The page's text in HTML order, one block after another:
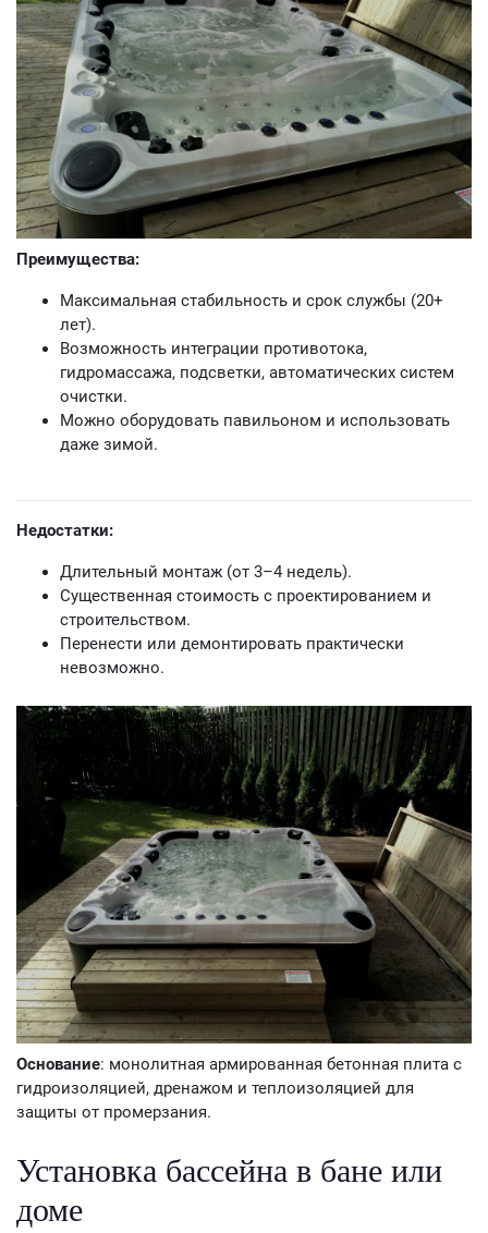
Преимущества:
Максимальная стабильность и срок службы (20+
лет).
Возможность интеграции противотока,
гидромассажа, подсветки, автоматических систем
очистки.
Можно оборудовать павильоном и использовать
даже зимой.
Недостатки:
Длительный монтаж (от 3–4 недель).
Существенная стоимость с проектированием и
строительством.
Перенести или демонтировать практически
невозможно.
Основание: монолитная армированная бетонная плита с
гидроизоляцией, дренажом и теплоизоляцией для
защиты от промерзания.
Установка бассейна в бане или
доме